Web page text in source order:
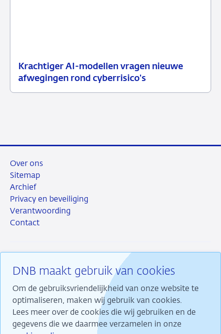
Krachtiger AI-modellen vragen nieuwe
afwegingen rond cyberrisico's
10
Nieuwsbericht
DNB maakt gebruik van cookies
Om de gebruiksvriendelijkheid van onze website te
optimaliseren, maken wij gebruik van cookies.
Lees meer over de cookies die wij gebruiken en de
gegevens die we daarmee verzamelen in onze
Over ons
Sitemap
Archief
Privacy en beveiliging
Verantwoording
Contact
RSS InstagramLinkedin
X
Wij maken ons sterk voor financiële stabiliteit en